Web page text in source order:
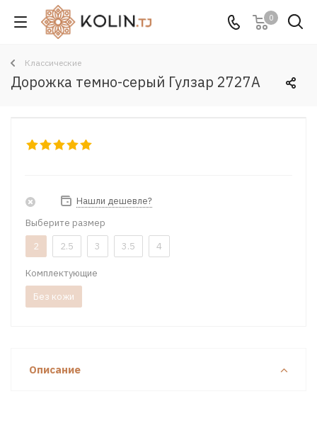
0
Классические
Дорожка темно-серый Гулзар 2727A
Нашли дешевле?
Выберите размер
2
2.5 3 3.5 4
Комплектующие
Без кожи
Описание